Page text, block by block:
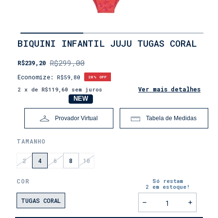
INÍCIO
•
• MÃE
FILHA
BIQUINI INFANTIL JUJU TUGAS CORAL
R$239,20 R$299,00
Economize: R$59,80 20 % OFF
2 x de R$119,60 sem juros Ver mais detalhes
Provador Virtual
NOVO
NEW
Tabela de Medidas
TAMANHO
2 4 6 8 10
COR
TUGAS CORAL
Só restam
2 em estoque!